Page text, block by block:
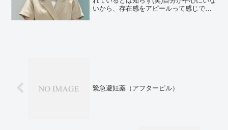
いから、存在感をアピールって感じでし
緊急避妊薬（アフターピル）